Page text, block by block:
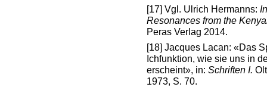
[17] Vgl. Ulrich Hermanns:
Resonances from the
Peras Verlag 2014.
[18] Jacques Lacan: «Das
Ichfunktion, wie sie uns in
erscheint», in:Schriften I.
1973, S. 70.